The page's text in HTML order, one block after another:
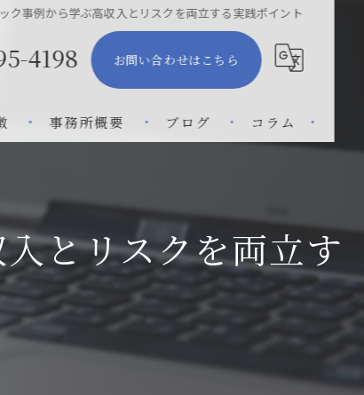
ク事例から学ぶ高収入とリスクを両立する実践ポイント
4198 お問い合わせはこちら
事務所概要 ブログ コラム
とリスクを両立す